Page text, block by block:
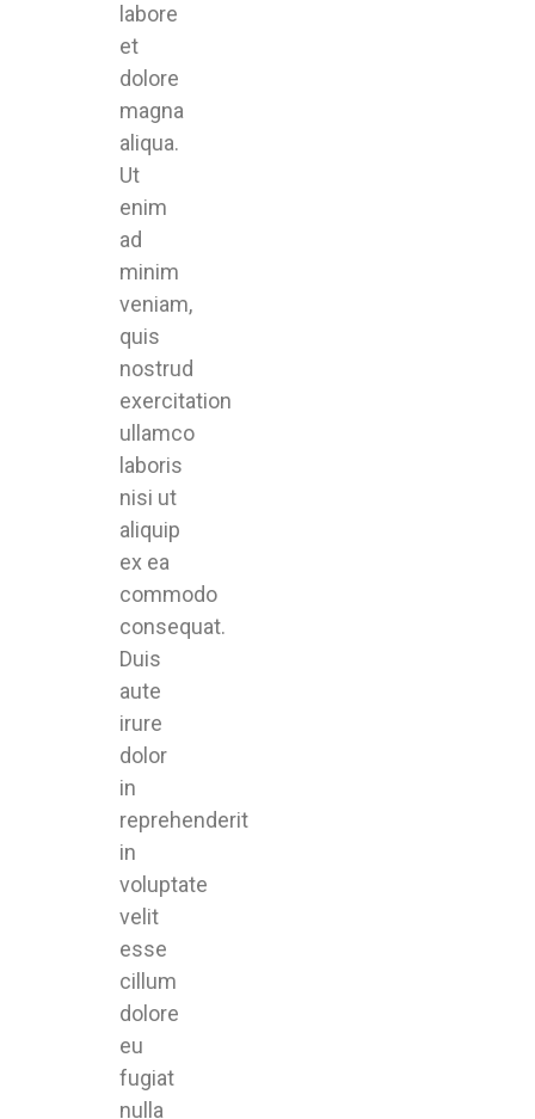
labore
et
dolore
magna
aliqua.
Ut
enim
ad
minim
veniam,
quis
nostrud
exercitation
ullamco
laboris
nisi ut
aliquip
ex ea
commodo
consequat.
Duis
aute
irure
dolor
in
reprehenderit
in
voluptate
velit
esse
cillum
dolore
eu
fugiat
nulla